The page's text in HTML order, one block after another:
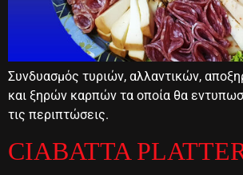
Συνδυασμός τυριών, αλλαντικών,
και ξηρών καρπών τα οποία θα
τις περιπτώσεις.
CIABATTA